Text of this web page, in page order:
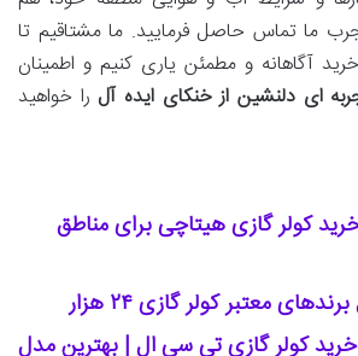
ما تماس حاصل فرمایید. ما مشتاقیم تا
آگاهانه و مطمئن یاری کنیم و اطمینان
ای دلنشین از خنکای ایده آل را خواهید
کولر گازی هیتاچی برای مناطق
معتبر کولر گازی ۲۴ هزار
کولر گازی تی سی ال | بهترین مدل